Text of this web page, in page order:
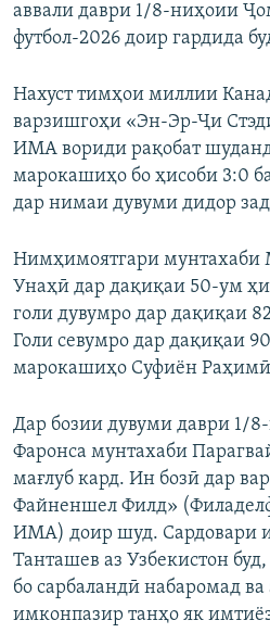
аввали даври 1/8-ниҳоии
футбол-2026 доир гардида
Нахуст тимҳои миллии
варзишгоҳи «Эн-Эр-Ҷи
ИМА вориди рақобат
марокашиҳо бо ҳисоби 3:0
дар нимаи дувуми дидор
Нимҳимоятгари мунтахаби
Унаҳӣ дар дақиқаи 50-ум
голи дувумро дар дақиқаи
Голи севумро дар дақиқаи
марокашиҳо Суфиён Раҳимӣ
Дар бозии дувуми даври 1/
Фаронса мунтахаби
мағлуб кард. Ин бозӣ дар
Файненшел Филд»
ИМА) доир шуд. Сардовари
Танташев аз Узбекистон
бо сарбаландӣ набаромад
имконпазир танҳо як